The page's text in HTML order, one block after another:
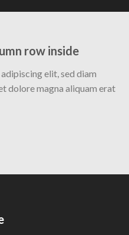
row inside
elit, sed diam
dolore magna aliquam erat